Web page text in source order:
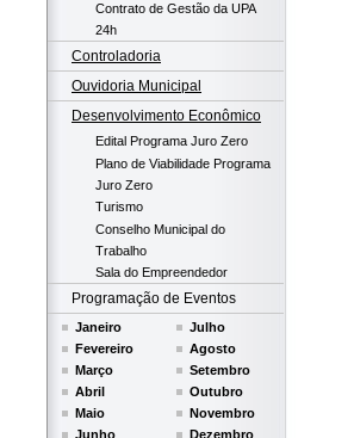
Contrato de Gestão da UPA
24h
Controladoria
Ouvidoria Municipal
Desenvolvimento Econômico
Edital Programa Juro Zero
Plano de Viabilidade Programa
Juro Zero
Turismo
Conselho Municipal do
Trabalho
Sala do Empreendedor
Programação de Eventos
Janeiro
Fevereiro
Março
Abril
Maio
Junho
Julho
Agosto
Setembro
Outubro
Novembro
Dezembro